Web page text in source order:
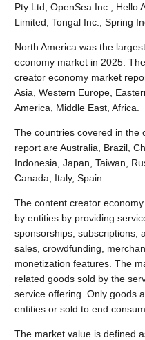
Pty Ltd, OpenSea Inc., Hello
Limited, Tongal Inc., Spring
North America was the
economy market in 2025.
creator economy market
Asia, Western Europe,
America, Middle East, Africa.
The countries covered in the
report are Australia, Brazil,
Indonesia, Japan, Taiwan,
Canada, Italy, Spain.
The content creator
by entities by providing
sponsorships, subscriptions,
sales, crowdfunding,
monetization features. The
related goods sold by the
service offering. Only goods
entities or sold to end
The market value is defined